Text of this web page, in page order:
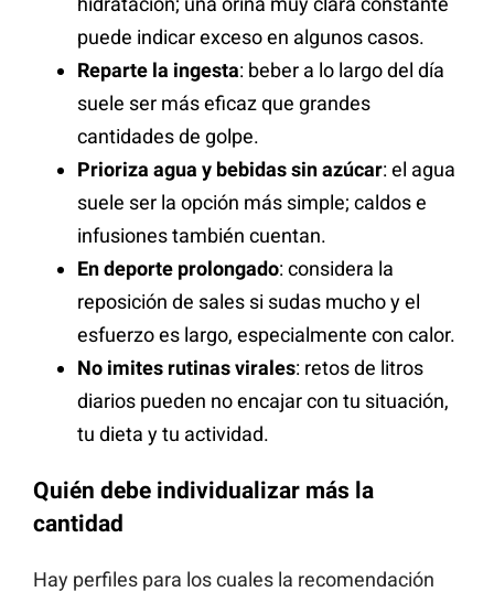
puede indicar exceso en algunos casos.
Reparte la ingesta: beber a lo largo del día
suele ser más eficaz que grandes
cantidades de golpe.
Prioriza agua y bebidas sin azúcar: el agua
suele ser la opción más simple; caldos e
infusiones también cuentan.
En deporte prolongado: considera la
reposición de sales si sudas mucho y el
esfuerzo es largo, especialmente con calor.
No imites rutinas virales: retos de litros
diarios pueden no encajar con tu situación,
tu dieta y tu actividad.
Quién debe individualizar más la
cantidad
Hay perfiles para los cuales la recomendación